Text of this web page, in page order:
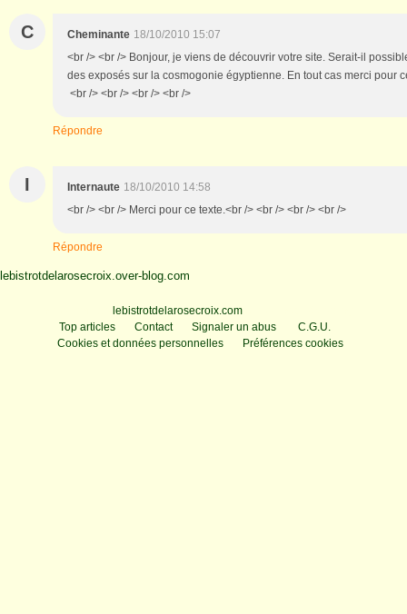
C Cheminante 18/10/2010 15:07
<br /> <br /> Bonjour, je viens de découvrir votre site. Serait-il
des exposés sur la cosmogonie égyptienne. En tout cas merci pour
<br /> <br /> <br /> <br />
Répondre
I Internaute 18/10/2010 14:58
<br /> <br /> Merci pour ce texte.<br /> <br /> <br /> <br />
Répondre
lebistrotdelarosecroix.over-blog.com
lebistrotdelarosecroix.com
Top articles
Contact Signaler un abus
C.G.U.
Cookies et données personnelles
Préférences cookies